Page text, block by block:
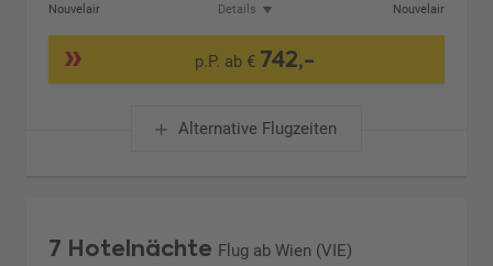
Nouvelair
Details
Nouvelair
p.P. ab € 742,-
Alternative Flugzeiten
7 Hotelnächte Flug ab Wien (VIE)